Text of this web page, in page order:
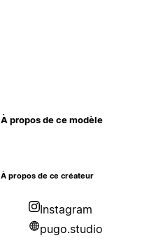
À propos de ce modèle
À propos de ce créateur
Instagram
pugo.studio